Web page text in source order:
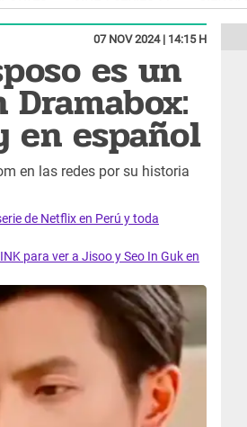
07 NOV 2024 | 14:15 H
es un
en español
en las redes por su historia
de Netflix en Perú y toda
para ver a Jisoo y Seo In Guk en